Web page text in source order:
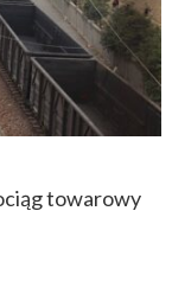
towarowy